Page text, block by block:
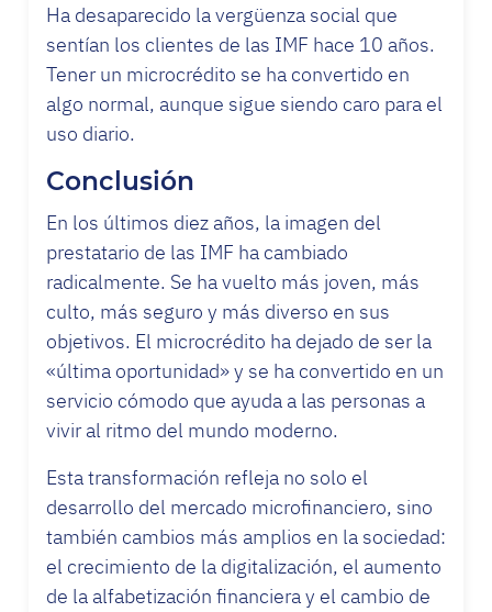
Ha desaparecido la vergüenza social que
sentían los clientes de las IMF hace 10 años.
Tener un microcrédito se ha convertido en
algo normal, aunque sigue siendo caro para el
uso diario.
Conclusión
En los últimos diez años, la imagen del
prestatario de las IMF ha cambiado
radicalmente. Se ha vuelto más joven, más
culto, más seguro y más diverso en sus
objetivos. El microcrédito ha dejado de ser la
«última oportunidad» y se ha convertido en un
servicio cómodo que ayuda a las personas a
vivir al ritmo del mundo moderno.
Esta transformación refleja no solo el
desarrollo del mercado microfinanciero, sino
también cambios más amplios en la sociedad:
el crecimiento de la digitalización, el aumento
de la alfabetización financiera y el cambio de